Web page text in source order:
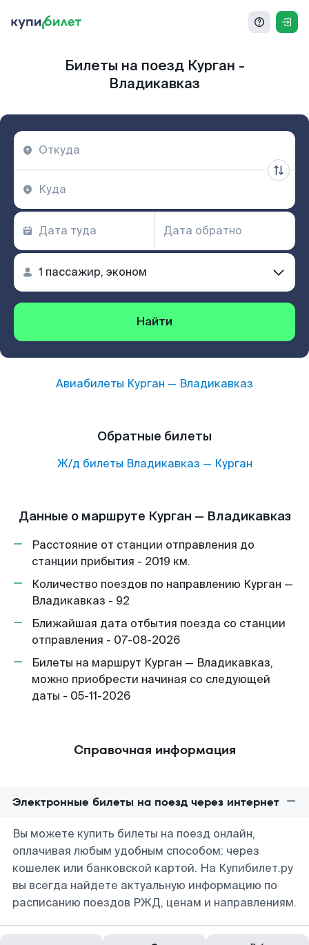
Билеты на поезд Курган -
Владикавказ
Найти
Авиабилеты Курган — Владикавказ
Обратные билеты
Ж/д билеты Владикавказ — Курган
Данные о маршруте Курган — Владикавказ
Расстояние от станции отправления до
станции прибытия - 2019 км.
Количество поездов по направлению Курган —
Владикавказ - 92
Ближайшая дата отбытия поезда со станции
отправления - 07-08-2026
Билеты на маршрут Курган — Владикавказ,
можно приобрести начиная со следующей
даты - 05-11-2026
Справочная информация
Электронные билеты на поезд через интернет
Вы можете купить билеты на поезд онлайн,
оплачивая любым удобным способом: через
кошелек или банковской картой. На Купибилет.ру
вы всегда найдете актуальную информацию по
расписанию поездов РЖД, ценам и направлениям.